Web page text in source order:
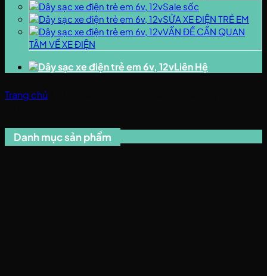
Sale sốc
SỬA XE ĐIỆN TRẺ EM
VẤN ĐỀ CẦN QUAN
TÂM VỀ XE ĐIỆN
Liên Hệ
Trang chủ
Danh mục sản phẩm